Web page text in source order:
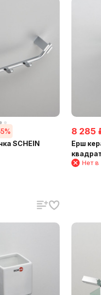
SCHEIN
8 285
Ерш
Нет в